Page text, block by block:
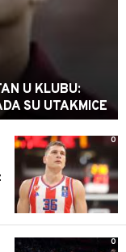
U KLUBU:
SU UTAKMICE
0
0